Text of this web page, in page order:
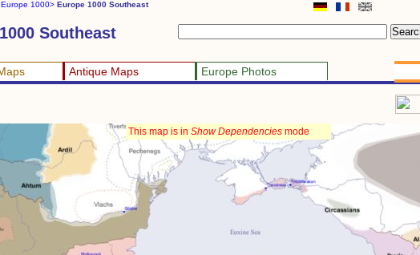
Europe 1000> Europe 1000 Southeast
Southeast
Antique Maps Europe Photos
This map is in Show Dependencies mode